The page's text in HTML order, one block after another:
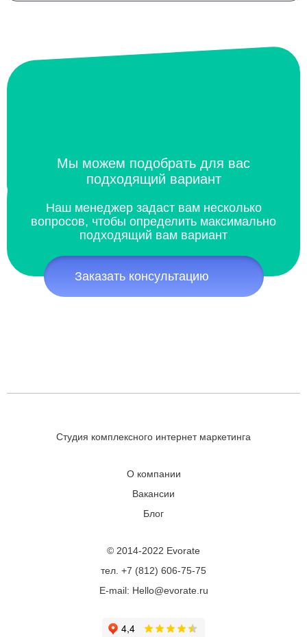
Мы можем подобрать для вас
подходящий вариант
Наш менеджер задаст вам несколько
вопросов, чтобы определить максимально
подходящий вам вариант
Заказать консультацию
Студия комплексного интернет маркетинга
О компании
Вакансии
Блог
© 2014-2022 Evorate
тел. +7 (812) 606-75-75
E-mail: Hello@evorate.ru